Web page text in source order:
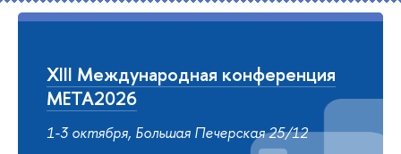
XIII Международная конференция
META2026
1-3 октября, Большая Печерская 25/12